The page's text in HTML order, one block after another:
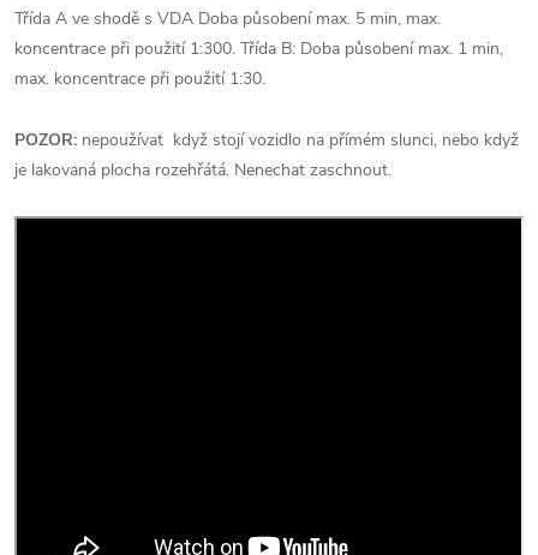
Třída A ve shodě s VDA Doba působení max. 5 min, max.
koncentrace při použití 1:300. Třída B: Doba působení max. 1 min,
max. koncentrace při použití 1:30.
POZOR: nepoužívat když stojí vozidlo na přímém slunci, nebo když
je lakovaná plocha rozehřátá. Nenechat zaschnout.